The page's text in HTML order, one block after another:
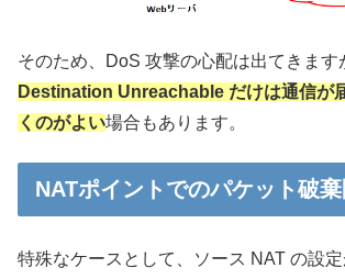
そのため、DoS 攻撃の心配は出てきます
Destination Unreachable だけは通信が
くのがよい場合もあります。
NATポイントでのパケット破
特殊なケースとして、ソース NAT の設